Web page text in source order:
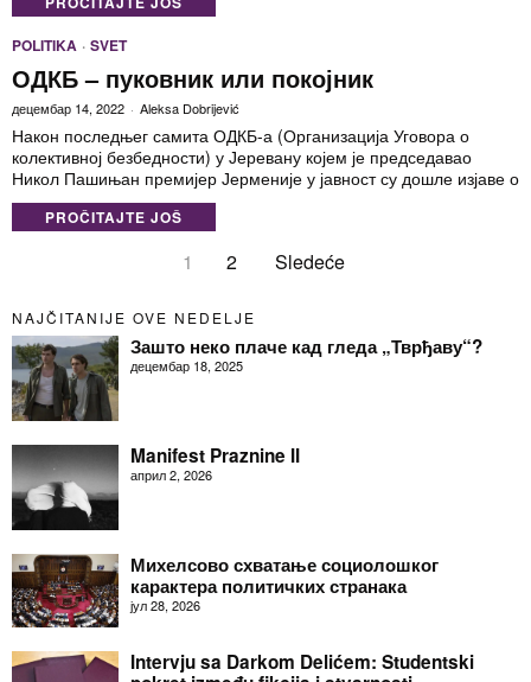
POLITIKA · SVET
ОДКБ – пуковник или покојник
децембар 14, 2022 Aleksa Dobrijević
Након последњег самита ОДКБ-а (Организација Уговора о
колективној безбедности) у Јеревану којем је председавао
Никол Пашињан премијер Јерменије у јавност су дошле изјаве о
PROČITAJTE JOŠ
1 2 Sledeće
NAJČITANIJE OVE NEDELJE
Зашто неко плаче кад гледа „Тврђаву“?
децембар 18, 2025
Manifest Praznine II
април 2, 2026
Михелсово схватање социолошког
карактера политичких странака
јул 28, 2026
Intervju sa Darkom Delićem: Studentski